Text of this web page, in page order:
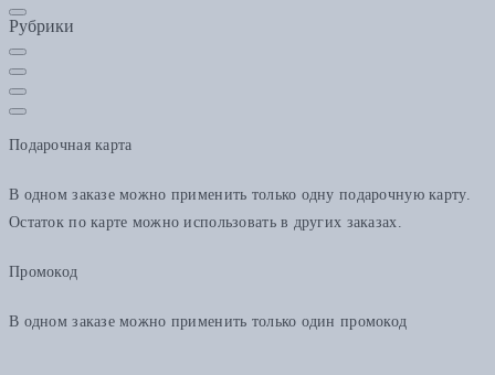
Рубрики
Подарочная карта
В одном заказе можно применить только одну подарочную карту.
Остаток по карте можно использовать в других заказах.
Промокод
В одном заказе можно применить только один промокод